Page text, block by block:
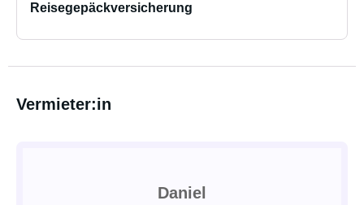
Reisegepäckversicherung
Vermieter:in
Daniel